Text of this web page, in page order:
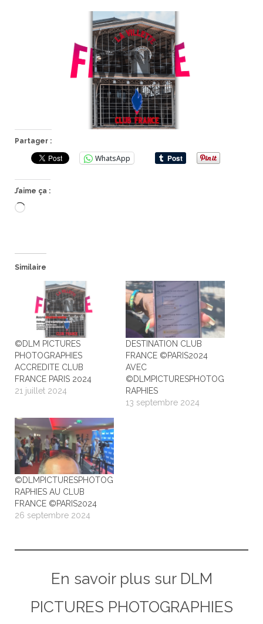
Partager :
WhatsApp
J’aime ça :
Chargement…
Similaire
©DLM PICTURES
PHOTOGRAPHIES
ACCREDITE CLUB
FRANCE PARIS 2024
21 juillet 2024
DESTINATION CLUB
FRANCE ©PARIS2024
AVEC
©DLMPICTURESPHOTOG
RAPHIES
13 septembre 2024
©DLMPICTURESPHOTOG
RAPHIES AU CLUB
FRANCE ©PARIS2024
26 septembre 2024
En savoir plus sur DLM
PICTURES PHOTOGRAPHIES